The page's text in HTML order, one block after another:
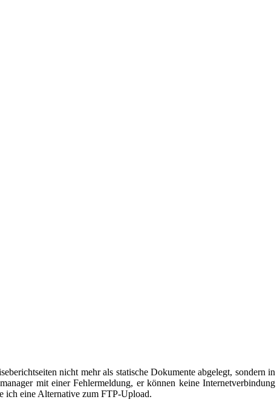
nicht mehr als statische Dokumente abgelegt, sondern in
mit einer Fehlermeldung, er können keine Internetverbindung
ich eine Alternative zum FTP-Upload.